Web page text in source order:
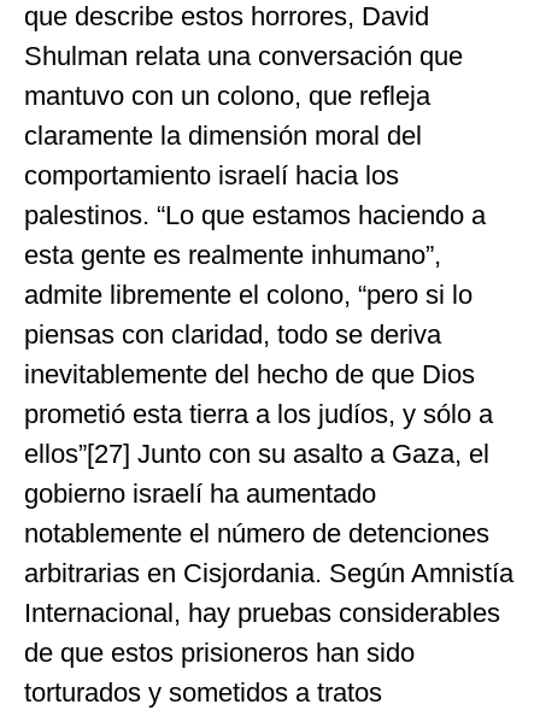
que describe estos horrores, David
Shulman relata una conversación que
mantuvo con un colono, que refleja
claramente la dimensión moral del
comportamiento israelí hacia los
palestinos. “Lo que estamos haciendo a
esta gente es realmente inhumano”,
admite libremente el colono, “pero si lo
piensas con claridad, todo se deriva
inevitablemente del hecho de que Dios
prometió esta tierra a los judíos, y sólo a
ellos”[27] Junto con su asalto a Gaza, el
gobierno israelí ha aumentado
notablemente el número de detenciones
arbitrarias en Cisjordania. Según Amnistía
Internacional, hay pruebas considerables
de que estos prisioneros han sido
torturados y sometidos a tratos